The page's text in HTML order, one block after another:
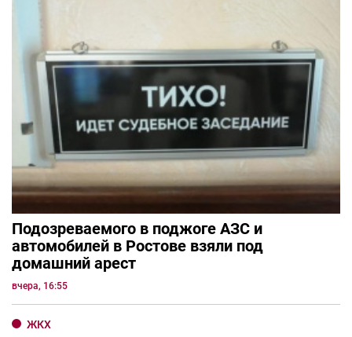
Подозреваемого в поджоге АЗС и
автомобилей в Ростове взяли под
домашний арест
вчера, 16:55
ЖКХ